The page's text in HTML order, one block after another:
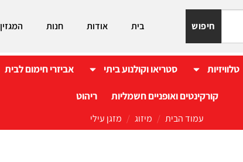
חיפוש בית אודות חנות המגזין
טלוויזיות סטריאו וקולנוע ביתי אביזרי חימום לבית
קורקינטים ואופניים חשמליות ריהוט
עמוד הבית / מיזוג / מזגן עילי